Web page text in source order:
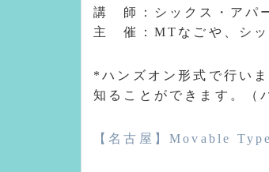
講 師：シックス・アパ
主 催：MTなごや、シッ
*ハンズオン形式で行い
知ることができます。（
【名古屋】Movable